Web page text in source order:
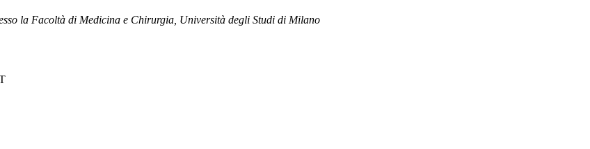
la Facoltà di Medicina e Chirurgia, Università degli Studi di Milano